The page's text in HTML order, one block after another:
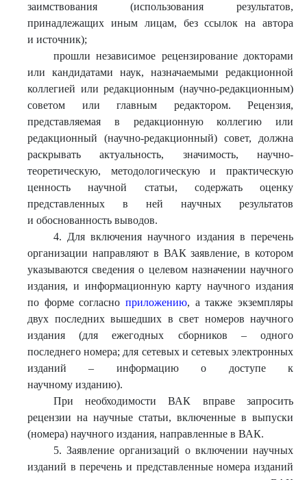
заимствования (использования результатов,
принадлежащих иным лицам, без ссылок на автора
и источник);
прошли независимое рецензирование докторами
или кандидатами наук, назначаемыми редакционной
коллегией или редакционным (научно-редакционным)
советом или главным редактором. Рецензия,
представляемая в редакционную коллегию или
редакционный (научно-редакционный) совет, должна
раскрывать актуальность, значимость, научно-
теоретическую, методологическую и практическую
ценность научной статьи, содержать оценку
представленных в ней научных результатов
и обоснованность выводов.
4. Для включения научного издания в перечень
организации направляют в ВАК заявление, в котором
указываются сведения о целевом назначении научного
издания, и информационную карту научного издания
по форме согласно приложению, а также экземпляры
двух последних вышедших в свет номеров научного
издания (для ежегодных сборников – одного
последнего номера; для сетевых и сетевых электронных
изданий – информацию о доступе к
научному изданию).
При необходимости ВАК вправе запросить
рецензии на научные статьи, включенные в выпуски
(номера) научного издания, направленные в ВАК.
5. Заявление организаций о включении научных
изданий в перечень и представленные номера изданий